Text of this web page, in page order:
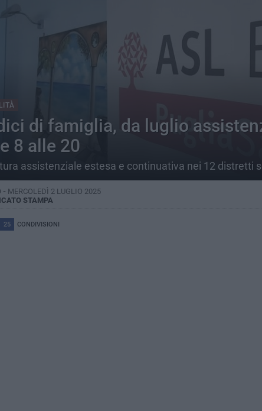
di famiglia, da luglio
8 alle 20
assistenziale estesa e continuativa nei 12 distretti
- MERCOLEDÌ 2 LUGLIO 2025
STAMPA
25 CONDIVISIONI